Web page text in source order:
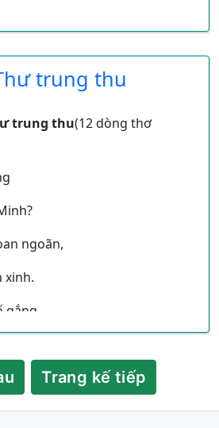
trung thu
trung thu(12 dòng thơ
ngoãn,
xinh.
gắng
Trang kế tiếp